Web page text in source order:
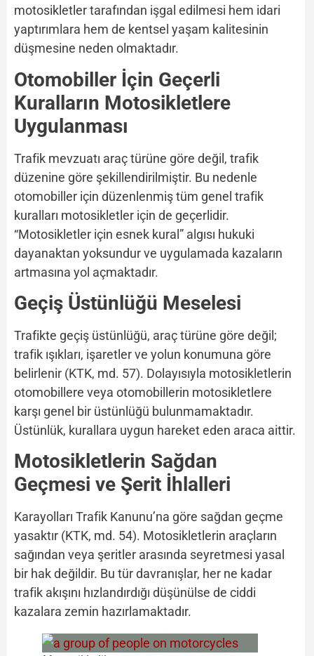
motosikletler tarafından işgal edilmesi hem idari
yaptırımlara hem de kentsel yaşam kalitesinin
düşmesine neden olmaktadır.
Otomobiller İçin Geçerli
Kuralların Motosikletlere
Uygulanması
Trafik mevzuatı araç türüne göre değil, trafik
düzenine göre şekillendirilmiştir. Bu nedenle
otomobiller için düzenlenmiş tüm genel trafik
kuralları motosikletler için de geçerlidir.
“Motosikletler için esnek kural” algısı hukuki
dayanaktan yoksundur ve uygulamada kazaların
artmasına yol açmaktadır.
Geçiş Üstünlüğü Meselesi
Trafikte geçiş üstünlüğü, araç türüne göre değil;
trafik ışıkları, işaretler ve yolun konumuna göre
belirlenir (KTK, md. 57). Dolayısıyla motosikletlerin
otomobillere veya otomobillerin motosikletlere
karşı genel bir üstünlüğü bulunmamaktadır.
Üstünlük, kurallara uygun hareket eden araca aittir.
Motosikletlerin Sağdan
Geçmesi ve Şerit İhlalleri
Karayolları Trafik Kanunu’na göre sağdan geçme
yasaktır (KTK, md. 54). Motosikletlerin araçların
sağından veya şeritler arasında seyretmesi yasal
bir hak değildir. Bu tür davranışlar, her ne kadar
trafik akışını hızlandırdığı düşünülse de ciddi
kazalara zemin hazırlamaktadır.